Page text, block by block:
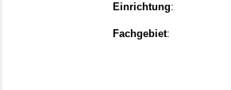
Einrichtung:
Fachgebiet: